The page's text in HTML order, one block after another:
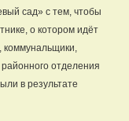
сад» с тем, чтобы
о котором идёт
коммунальщики,
отделения
в результате